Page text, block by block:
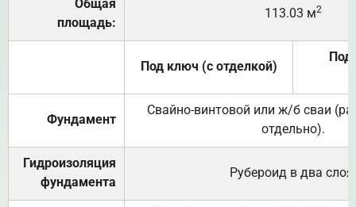
Общая
площадь:
113.03 м2
Под ключ (с отделкой)
Под
Фундамент
Свайно-винтовой или ж/б сваи
отдельно).
Гидроизоляция
фундамента
Рубероид в два слоя.